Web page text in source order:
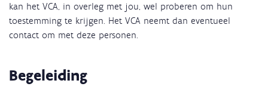
kan het VCA, in overleg met jou, wel proberen om hun
toestemming te krijgen. Het VCA neemt dan eventueel
contact om met deze personen.
Begeleiding